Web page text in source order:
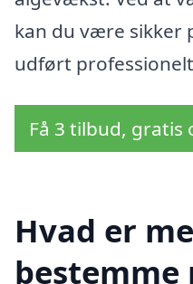
kan du være sikker
udført
Få 3 tilbud,
Hvad er
bestemme